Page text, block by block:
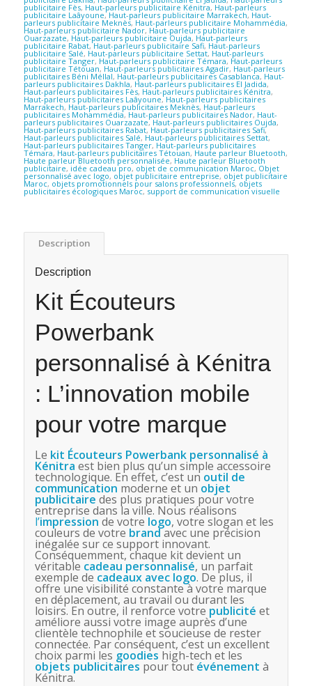
publicitaire Fès, Haut-parleurs publicitaire Kénitra, Haut-parleurs
publicitaire Laâyoune, Haut-parleurs publicitaire Marrakech, Haut-
parleurs publicitaire Meknès, Haut-parleurs publicitaire Mohammédia,
Haut-parleurs publicitaire Nador, Haut-parleurs publicitaire
Ouarzazate, Haut-parleurs publicitaire Oujda, Haut-parleurs
publicitaire Rabat,Haut-parleurs publicitaire Safi, Haut-parleurs
publicitaire Salé, Haut-parleurs publicitaire Settat, Haut-parleurs
publicitaire Tanger, Haut-parleurs publicitaire Témara, Haut-parleurs
publicitaire Tétouan, Haut-parleurs publicitaires Agadir, Haut-parleurs
publicitaires Béni Méllal, Haut-parleurs publicitaires Casablanca, Haut-
parleurs publicitaires Dakhla, Haut-parleurs publicitaires El Jadida,
Haut-parleurs publicitaires Fès, Haut-parleurs publicitaires Kénitra,
Haut-parleurs publicitaires Laâyoune, Haut-parleurs publicitaires
Marrakech, Haut-parleurs publicitaires Meknès, Haut-parleurs
publicitaires Mohammédia, Haut-parleurs publicitaires Nador, Haut-
parleurs publicitaires Ouarzazate, Haut-parleurs publicitaires Oujda,
Haut-parleurs publicitaires Rabat, Haut-parleurs publicitaires Safi,
Haut-parleurs publicitaires Salé, Haut-parleurs publicitaires Settat,
Haut-parleurs publicitaires Tanger, Haut-parleurs publicitaires
Témara, Haut-parleurs publicitaires Tétouan, Haute parleur Bluetooth,
Haute parleur Bluetooth personnalisée, Haute parleur Bluetooth
publicitaire, idée cadeau pro, objet de communication Maroc, Objet
personnalisé avec logo, objet publicitaire entreprise, objet publicitaire
Maroc, objets promotionnels pour salons professionnels, objets
publicitaires écologiques Maroc, support de communication visuelle
Description
Description
Kit Écouteurs
Powerbank
personnalisé à Kénitra
: L’innovation mobile
pour votre marque
Le kit Écouteurs Powerbank personnalisé à
Kénitra est bien plus qu’un simple accessoire
technologique. En effet, c’est un outil de
communication moderne et un objet
publicitaire des plus pratiques pour votre
entreprise dans la ville. Nous réalisons
l’impression de votre logo, votre slogan et les
couleurs de votre brandavec une précision
inégalée sur ce support innovant.
Conséquemment, chaque kit devient un
véritable cadeau personnalisé, un parfait
exemple de cadeaux avec logo. De plus, il
offre une visibilité constante à votre marque
en déplacement, au travail ou durant les
loisirs. En outre, il renforce votre publicité et
améliore aussi votre image auprès d’une
clientèle technophile et soucieuse de rester
connectée. Par conséquent, c’est un excellent
choix parmi les goodies high-tech et les
objets publicitaires pour tout événement à
Kénitra.